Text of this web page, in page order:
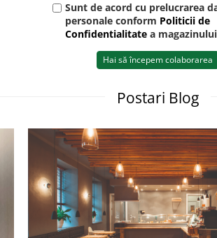
Sunt de acord cu prelucrarea
personale conform Politicii de
Confidentialitate a magazinului
Hai să începem colaborarea
Postari Blog